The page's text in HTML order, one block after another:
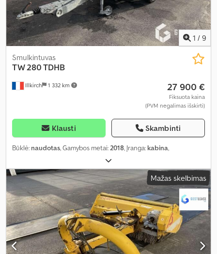
1 / 9
Illkirch 1 332 km
Smulkintuvas
TW 280 TDHB
27 900 €
Fiksuota kaina
(PVM negalimas išskirti)
Klausti Skambinti
Būklė: naudotas, Gamybos metai:2018, Įranga: kabina,
Mažas skelbimas